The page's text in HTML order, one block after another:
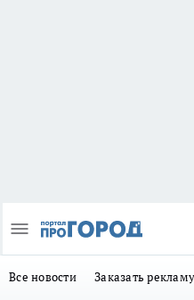
Все новости Заказать рекламу